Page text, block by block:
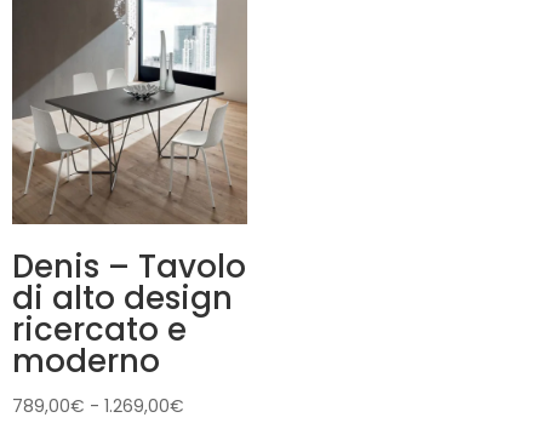
Denis – Tavolo
di alto design
ricercato e
moderno
789,00€ - 1.269,00€